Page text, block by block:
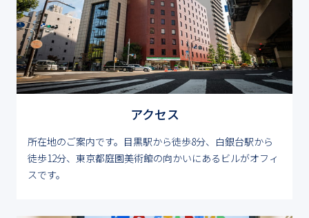
アクセス
所在地のご案内です。目黒駅から徒歩8分、白銀台駅から
徒歩12分、東京都庭園美術館の向かいにあるビルがオフィ
スです。